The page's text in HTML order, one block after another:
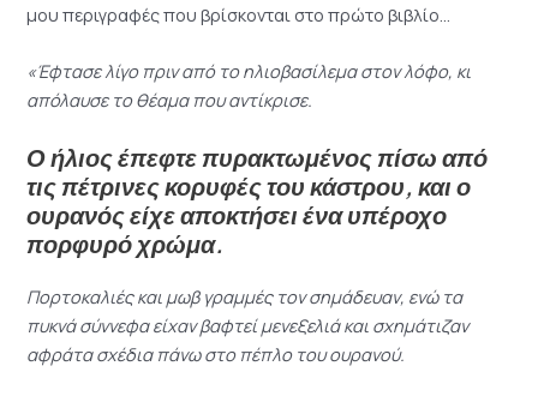
μου περιγραφές που βρίσκονται στο πρώτο βιβλίο…
«Έφτασε λίγο πριν από το ηλιοβασίλεμα στον λόφο, κι
απόλαυσε το θέαμα που αντίκρισε.
Ο ήλιος έπεφτε πυρακτωμένος πίσω από
τις πέτρινες κορυφές του κάστρου, και ο
ουρανός είχε αποκτήσει ένα υπέροχο
πορφυρό χρώμα.
Πορτοκαλιές και μωβ γραμμές τον σημάδευαν, ενώ τα
πυκνά σύννεφα είχαν βαφτεί μενεξελιά και σχημάτιζαν
αφράτα σχέδια πάνω στο πέπλο του ουρανού.